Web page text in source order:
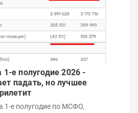
е полугодие 2026 -
падать, но лучшее
1-е полугодие по МСФО,